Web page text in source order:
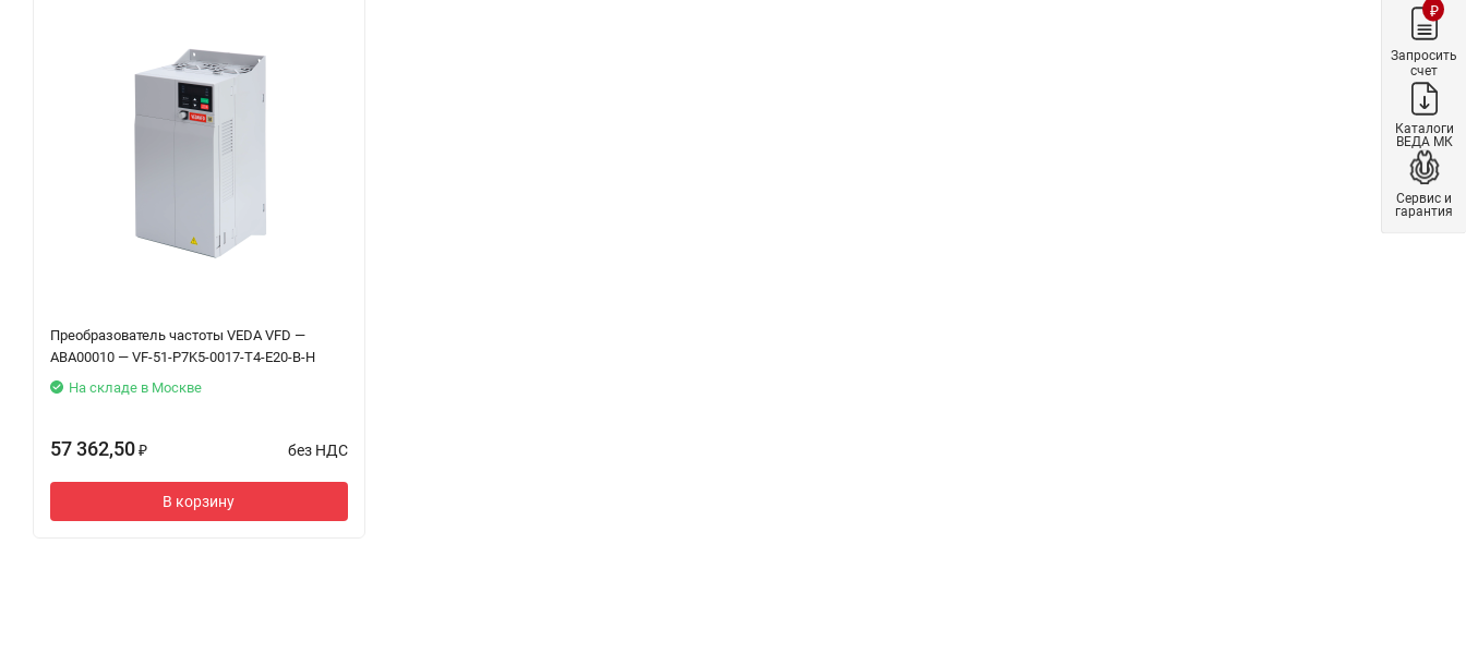
Преобразователь частоты VEDA VFD —
ABA00010 — VF-51-P7K5-0017-T4-E20-B-H
На складе в Москве
57 362,50 ₽ без НДС
В корзину
₽
Запросить
счет
Каталоги
ВЕДА МК
Сервис и
гарантия